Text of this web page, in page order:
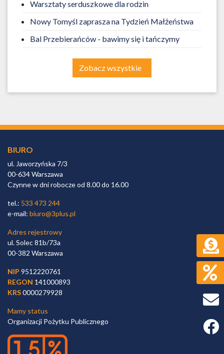
Warsztaty serduszkowe dla rodzin
Nowy Tomyśl zaprasza na Tydzień Małżeństwa
Bal Przebierańców - bawimy się i tańczymy
Zobacz wszystkie
BIURO
ul. Jaworzyńska 7/3
00-634 Warszawa
Czynne w dni robocze od 8.00 do 16.00
tel.: 533 473 244
e-mail: biuro@3plus.pl
Adres rejestrowy
ul. Solec 81b/73a
00-382 Warszawa
NIP 9512220761
REGON 141000893
KRS0000279928
Mamy status
Organizacji Pożytku Publicznego